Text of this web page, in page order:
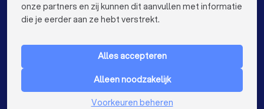
Uitvaartverzorgers in Utrecht
Uitvaartverzorgers in Tilburg
Uitvaartverzorgers in Groningen
Uitvaartverzorgers in Almere
VOOR PARTICULIEREN keyboard_arrow_down
Nederland
onze partners en zij kunnen dit aanvullen met informatie
die je eerder aan ze hebt verstrekt.
Alles accepteren
Alleen noodzakelijk
Voorkeuren beheren